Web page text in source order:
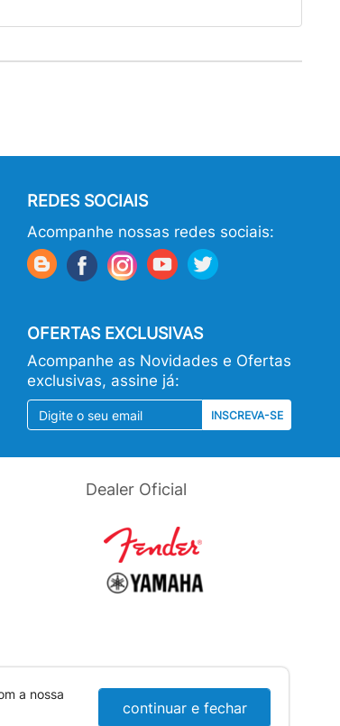
REDES SOCIAIS
Acompanhe nossas redes sociais:
OFERTAS EXCLUSIVAS
Acompanhe as Novidades e Ofertas
exclusivas, assine já:
INSCREVA-SE
Dealer Oficial
a nossa
continuar e fechar